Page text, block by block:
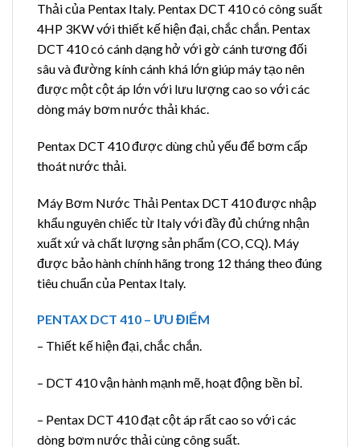
Thải của Pentax Italy. Pentax DCT 410 có công suất
4HP 3KW với thiết kế hiện đại, chắc chắn. Pentax
DCT 410 có cánh dạng hở với gờ cánh tương đối
sâu và đường kính cánh khá lớn giúp máy tạo nên
được một cột áp lớn với lưu lượng cao so với các
dòng máy bơm nước thải khác.
Pentax DCT 410 được dùng chủ yếu để bơm cấp
thoát nước thải.
Máy Bơm Nước Thải Pentax DCT 410 được nhập
khẩu nguyên chiếc từ Italy với đầy đủ chứng nhận
xuất xứ và chất lượng sản phẩm (CO, CQ). Máy
được bảo hành chính hãng trong 12 tháng theo đúng
tiêu chuẩn của Pentax Italy.
PENTAX DCT 410 – ƯU ĐIỂM
– Thiết kế hiện đại, chắc chắn.
– DCT 410 vận hành mạnh mẽ, hoạt động bền bỉ.
– Pentax DCT 410 đạt cột áp rất cao so với các
dòng bơm nước thải cùng công suất.